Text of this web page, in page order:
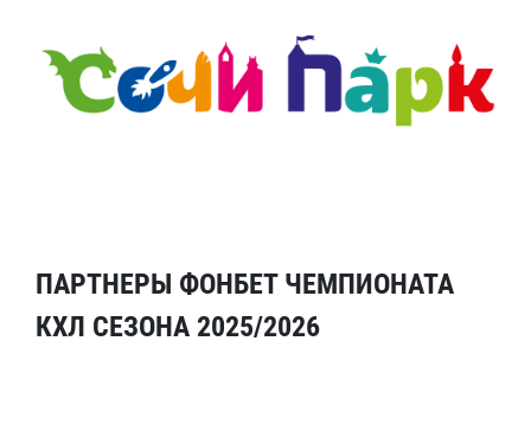
ПАРТНЕРЫ ФОНБЕТ ЧЕМПИОНАТА
КХЛ СЕЗОНА 2025/2026